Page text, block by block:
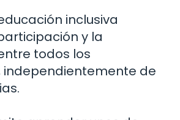
inclusiva
y la
todos los
independientemente de